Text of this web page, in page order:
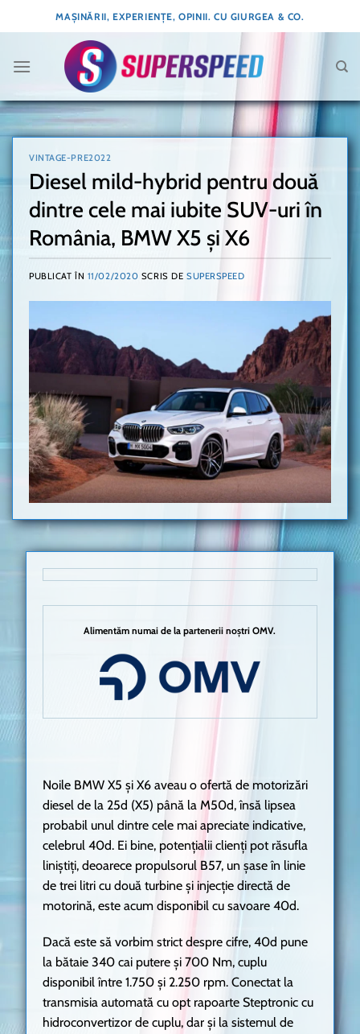
to
MAȘINĂRII, EXPERIENȚE, OPINII. CU GIURGEA & CO.
VINTAGE-PRE2022
Diesel mild-hybrid pentru două
dintre cele mai iubite SUV-uri în
România, BMW X5 și X6
PUBLICAT ÎN 11/02/2020 SCRIS DE SUPERSPEED
Alimentăm numai de la partenerii noștri OMV.
Noile BMW X5 și X6 aveau o ofertă de motorizări
diesel de la 25d (X5) până la M50d, însă lipsea
probabil unul dintre cele mai apreciate indicative,
celebrul 40d. Ei bine, potențialii clienți pot răsufla
liniștiți, deoarece propulsorul B57, un șase în linie
de trei litri cu două turbine și injecție directă de
motorină, este acum disponibil cu savoare 40d.
Dacă este să vorbim strict despre cifre, 40d pune
la bătaie 340 cai putere și 700 Nm, cuplu
disponibil între 1.750 și 2.250 rpm. Conectat la
transmisia automată cu opt rapoarte Steptronic cu
hidroconvertizor de cuplu, dar și la sistemul de